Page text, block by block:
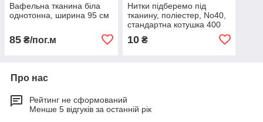
Вафельна тканина біла
однотонна, ширина 95 см
85 ₴/пог.м
Нитки підберемо під
тканину, поліестер, No40,
стандартна котушка 400
10₴
Про нас
Рейтинг не сформований
Менше 5 відгуків за останній рік